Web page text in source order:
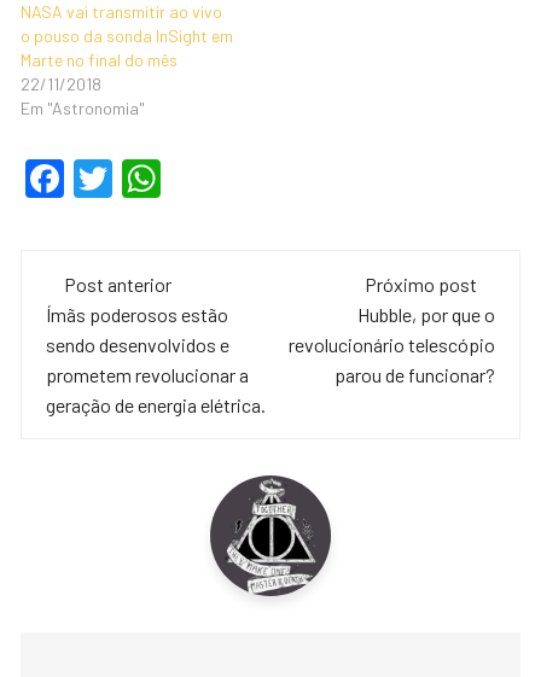
NASA vai transmitir ao vivo
o pouso da sonda InSight em
Marte no final do mês
22/11/2018
Em "Astronomia"
F
e
b
o
o
T
er s
A
p
p
Navegação
de
post
Post anterior
Ímãs poderosos estão
sendo desenvolvidos e
prometem revolucionar a
geração de energia elétrica.
Próximo post
Hubble, por que o
revolucionário telescópio
parou de funcionar?